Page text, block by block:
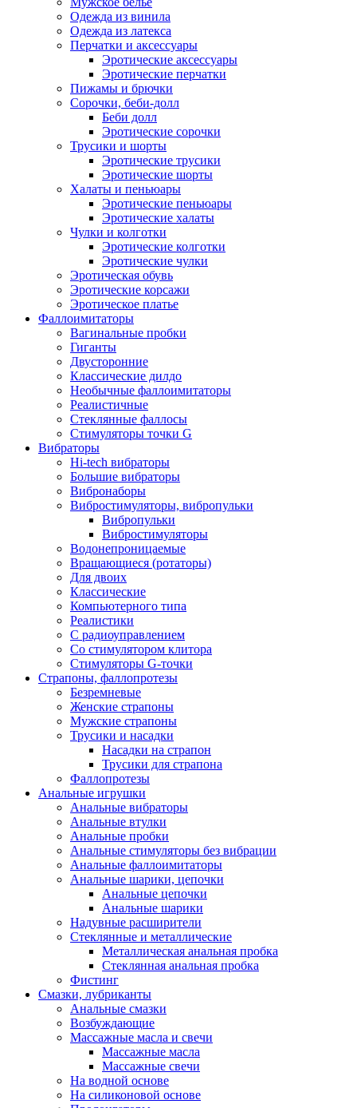
Одежда из винила
Одежда из латекса
Перчатки и аксессуары
Эротические аксессуары
Эротические перчатки
Пижамы и брючки
Сорочки, беби-долл
Беби долл
Эротические сорочки
Трусики и шорты
Эротические трусики
Эротические шорты
Халаты и пеньюары
Эротические пеньюары
Эротические халаты
Чулки и колготки
Эротические колготки
Эротические чулки
Эротическая обувь
Эротические корсажи
Эротическое платье
Фаллоимитаторы
Вагинальные пробки
Гиганты
Двусторонние
Классические дилдо
Необычные фаллоимитаторы
Реалистичные
Стеклянные фаллосы
Стимуляторы точки G
Вибраторы
Hi-tech вибраторы
Большие вибраторы
Вибронаборы
Вибростимуляторы, вибропульки
Вибропульки
Вибростимуляторы
Водонепроницаемые
Вращающиеся (ротаторы)
Для двоих
Классические
Компьютерного типа
Реалистики
С радиоуправлением
Со стимулятором клитора
Стимуляторы G-точки
Страпоны, фаллопротезы
Безремневые
Женские страпоны
Мужские страпоны
Трусики и насадки
Насадки на страпон
Трусики для страпона
Фаллопротезы
Анальные игрушки
Анальные вибраторы
Анальные втулки
Анальные пробки
Анальные стимуляторы без вибрации
Анальные фаллоимитаторы
Анальные шарики, цепочки
Анальные цепочки
Анальные шарики
Надувные расширители
Стеклянные и металлические
Металлическая анальная пробка
Стеклянная анальная пробка
Фистинг
Смазки, лубриканты
Анальные смазки
Возбуждающие
Массажные масла и свечи
Массажные масла
Массажные свечи
На водной основе
На силиконовой основе